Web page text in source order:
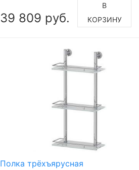
39 809 руб.
В
КОРЗИНУ
Полка трёхъярусная